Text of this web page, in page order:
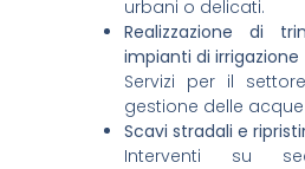
urbani o delicati.
Realizzazione di
impianti di irrigazione
Servizi per il
gestione delle
Scavi stradali e
Interventi su